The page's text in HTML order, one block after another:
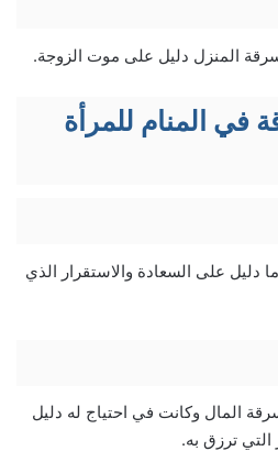
المنزل دليل على موت الزوجة.
في المنام للمرأة
دليل على السعادة والاستقرار الذي
المال وكانت في احتياج له دليل
التي ترزق به.